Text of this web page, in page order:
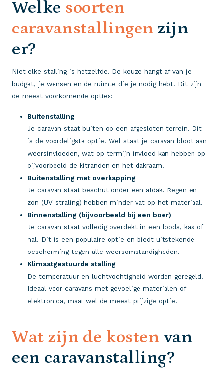
Welke soorten
caravanstallingen zijn
er?
Niet elke stalling is hetzelfde. De keuze hangt af van je
budget, je wensen en de ruimte die je nodig hebt. Dit zijn
de meest voorkomende opties:
Buitenstalling
Je caravan staat buiten op een afgesloten terrein. Dit
is de voordeligste optie. Wel staat je caravan bloot aan
weersinvloeden, wat op termijn invloed kan hebben op
bijvoorbeeld de kitranden en het dakraam.
Buitenstalling met overkapping
Je caravan staat beschut onder een afdak. Regen en
zon (UV-straling) hebben minder vat op het materiaal.
Binnenstalling (bijvoorbeeld bij een boer)
Je caravan staat volledig overdekt in een loods, kas of
hal. Dit is een populaire optie en biedt uitstekende
bescherming tegen alle weersomstandigheden.
Klimaatgestuurde stalling
De temperatuur en luchtvochtigheid worden geregeld.
Ideaal voor caravans met gevoelige materialen of
elektronica, maar wel de meest prijzige optie.
Wat zijn de kosten van
een caravanstalling?